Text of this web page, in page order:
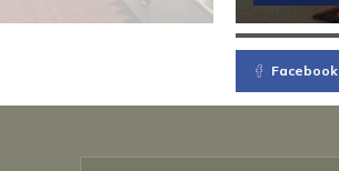
Facebook